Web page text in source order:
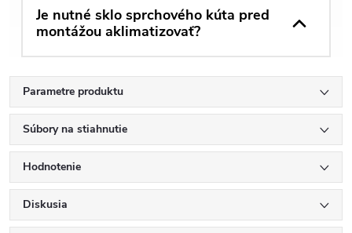
Je nutné sklo sprchového kúta pred
montážou aklimatizovať?
Parametre produktu
Súbory na stiahnutie
Hodnotenie
Diskusia